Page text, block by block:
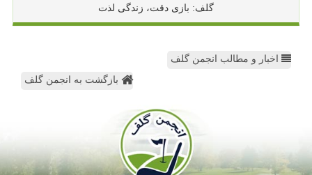
گلف: بازی دقت، زندگی لذت
اخبار و مطالب انجمن گلف
بازگشت به انجمن گلف